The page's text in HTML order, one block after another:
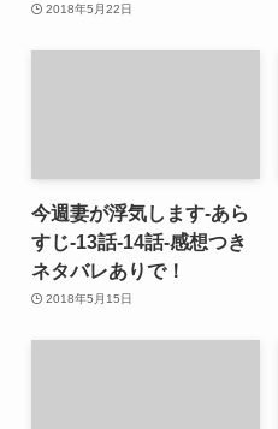
2018年5月22日
今週妻が浮気します-あら
すじ-13話-14話-感想つき
ネタバレありで！
2018年5月15日